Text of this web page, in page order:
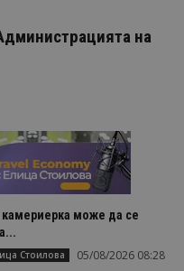
на
може да се
Стоилова 05/08/2026 08:28